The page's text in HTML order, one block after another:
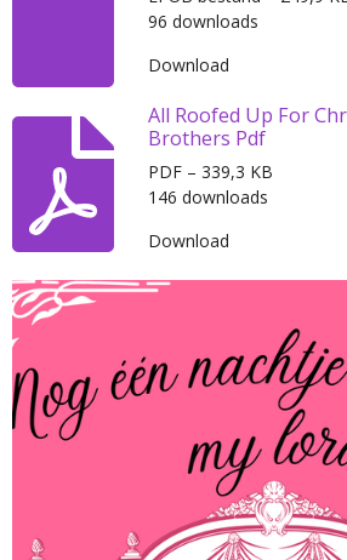
96 downloads
Download
All Roofed Up For
Brothers Pdf
PDF – 339,3 KB
146 downloads
Download